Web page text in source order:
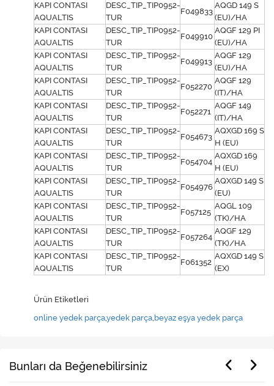
KAPI CONTASI
AQUALTIS
DESC_TIP_TIP0952-
TUR
F049833
AQGD 149 S
(EU)/HA
KAPI CONTASI
AQUALTIS
DESC_TIP_TIP0952-
TUR
F049910
AQGF 129 PI
(EU)/HA
KAPI CONTASI
AQUALTIS
DESC_TIP_TIP0952-
TUR
F049913
AQGF 129
(EU)/HA
KAPI CONTASI
AQUALTIS
DESC_TIP_TIP0952-
TUR
F052270
AQGF 129
(IT)/HA
KAPI CONTASI
AQUALTIS
DESC_TIP_TIP0952-
TUR
F052271
AQGF 149
(IT)/HA
KAPI CONTASI
AQUALTIS
DESC_TIP_TIP0952-
TUR
F054673
AQXGD 169 S
H (EU)
KAPI CONTASI
AQUALTIS
DESC_TIP_TIP0952-
TUR
F054704
AQXGD 169
H (EU)
KAPI CONTASI
AQUALTIS
DESC_TIP_TIP0952-
TUR
F054976
AQXGD 149 S
(EU)
KAPI CONTASI
AQUALTIS
DESC_TIP_TIP0952-
TUR
F057125
AQGL 109
(TK)/HA
KAPI CONTASI
AQUALTIS
DESC_TIP_TIP0952-
TUR
F057264
AQGF 129
(TK)/HA
KAPI CONTASI
AQUALTIS
DESC_TIP_TIP0952-
TUR
F061352
AQXGD 149 S
(EX)
Ürün Etiketleri
online yedek parça,yedek parça, beyaz eşya yedek parça
Bunları da Beğenebilirsiniz